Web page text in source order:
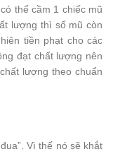
thể cầm 1 chiếc mũ
lượng thì số mũ còn
tiền phạt cho các
đạt chất lượng nên
lượng theo chuẩn
Vì thế nó sẽ khắt